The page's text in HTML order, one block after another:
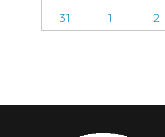
31
1 2